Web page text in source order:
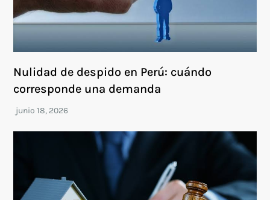
Nulidad de despido en Perú: cuándo
corresponde una demanda